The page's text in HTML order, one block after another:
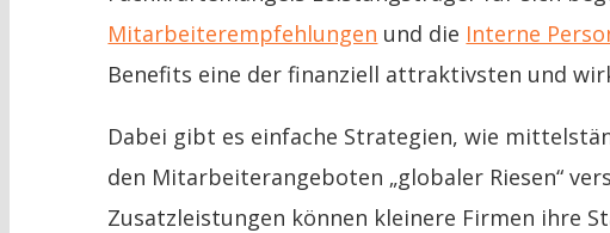
Mitarbeiterempfehlungen und die Interne
Benefits eine der finanziell attraktivsten und
Dabei gibt es einfache Strategien, wie
den Mitarbeiterangeboten „globaler Riesen“
Zusatzleistungen können kleinere Firmen ihre